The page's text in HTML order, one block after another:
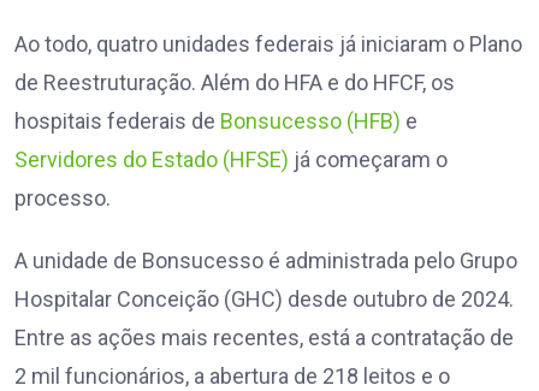
Ao todo, quatro unidades federais já iniciaram o Plano
de Reestruturação. Além do HFA e do HFCF, os
hospitais federais de Bonsucesso (HFB) e
Servidores do Estado (HFSE) já começaram o
processo.
A unidade de Bonsucesso é administrada pelo Grupo
Hospitalar Conceição (GHC) desde outubro de 2024.
Entre as ações mais recentes, está a contratação de
2 mil funcionários, a abertura de 218 leitos e o